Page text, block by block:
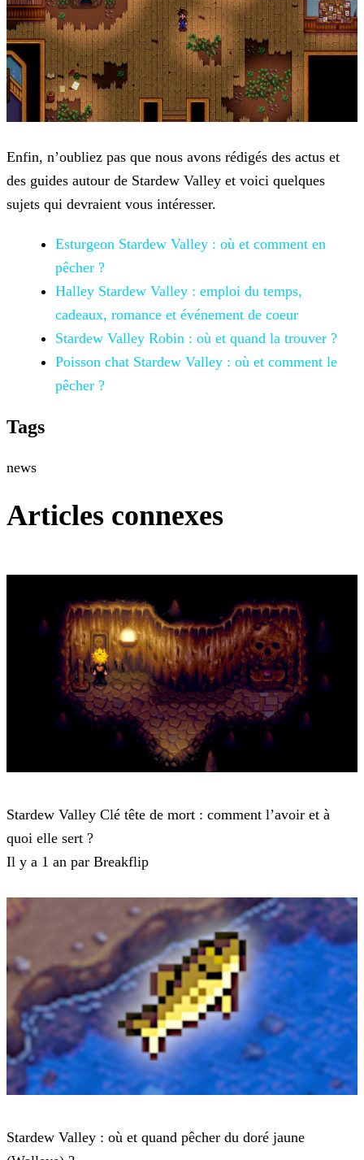
Enfin, n’oubliez pas que nous avons rédigés des actus et
des guides autour de Stardew Valley et voici quelques
sujets qui devraient vous intéresser.
Esturgeon Stardew Valley : où et comment en
pêcher ?
Halley Stardew Valley : emploi du temps,
cadeaux, romance et événement de coeur
Stardew Valley Robin : où et quand la trouver ?
Poisson chat Stardew Valley : où et comment le
pêcher ?
Tags
news
Articles connexes
Stardew Valley Clé tête de mort : comment l’avoir et à
quoi elle sert ?
Il y a 1 an par Breakflip
Stardew Valley : où et quand pêcher du doré jaune